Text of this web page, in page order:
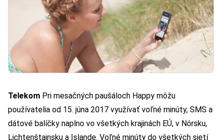
Telekom Pri mesačných paušáloch Happy môžu
používatelia od 15. júna 2017 využívať voľné minúty, SMS a
dátové balíčky naplno vo všetkých krajinách EÚ, v Nórsku,
Lichtenštajnsku a Islande. Voľné minúty do všetkých sietí